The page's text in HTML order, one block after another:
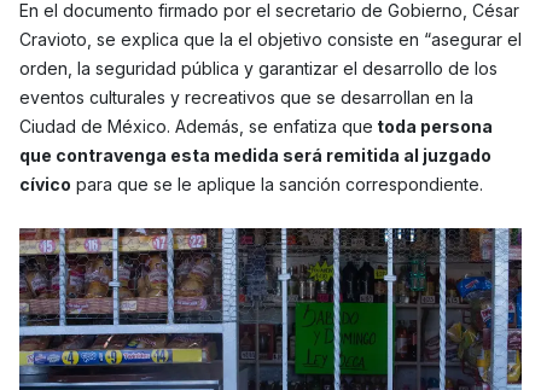
En el documento firmado por el secretario de Gobierno, César
Cravioto, se explica que la el objetivo consiste en “asegurar el
orden, la seguridad pública y garantizar el desarrollo de los
eventos culturales y recreativos que se desarrollan en la
Ciudad de México. Además, se enfatiza que toda persona
que contravenga esta medida será remitida al juzgado
cívico para que se le aplique la sanción correspondiente.